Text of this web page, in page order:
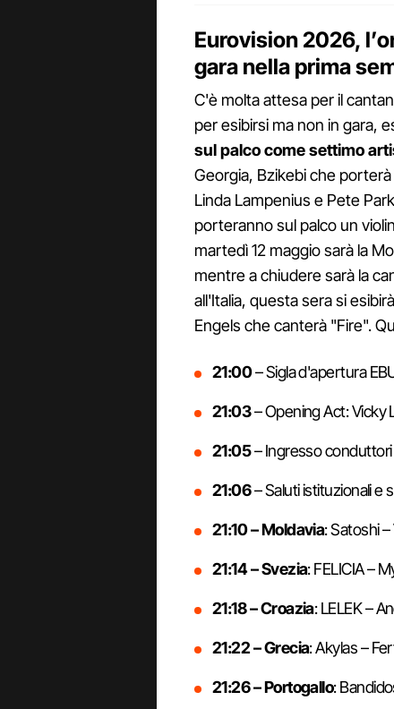
Eurovision 2026,
gara nella prima
C'è molta attesa per il
per esibirsi ma non in gara,
sul palco come settimo
Georgia, Bzikebi che porterà
Linda Lampenius e Pete
porteranno sul palco un
martedì 12 maggio sarà la
mentre a chiudere sarà la
all'Italia, questa sera si
Engels che canterà "Fire".
21:00– Sigla d'apertura
21:03– Opening Act: Vicky
21:05– Ingresso
21:06– Saluti istituzionali e
21:10 – Moldavia: Satoshi
21:14 – Svezia: FELICIA –
21:18 – Croazia: LELEK –
21:22 – Grecia: Akylas –
21:26 – Portogallo: